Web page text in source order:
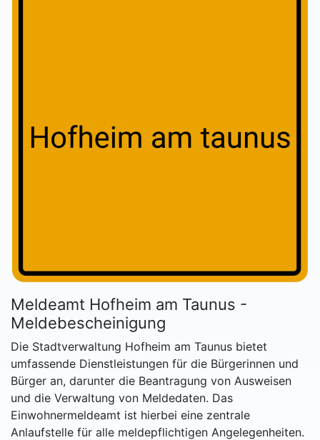
Meldeamt Hofheim am Taunus -
Meldebescheinigung
Die Stadtverwaltung Hofheim am Taunus bietet
umfassende Dienstleistungen für die Bürgerinnen und
Bürger an, darunter die Beantragung von Ausweisen
und die Verwaltung von Meldedaten. Das
Einwohnermeldeamt ist hierbei eine zentrale
Anlaufstelle für alle meldepflichtigen Angelegenheiten.